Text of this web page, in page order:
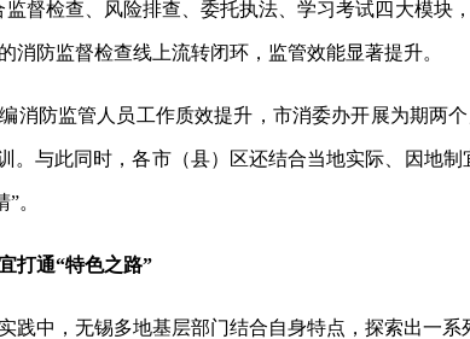
监督检查、风险排查、委托执法、学习考试四大模块
消防监督检查线上流转闭环，监管效能显著提升。
消防监管人员工作质效提升，市消委办开展为期两
。与此同时，各市（县）区还结合当地实际、因地
。
打通“特色之路”
践中，无锡多地基层部门结合自身特点，探索出一系